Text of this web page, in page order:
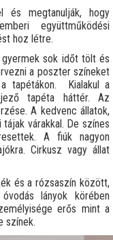
és megtanulják, hogy
együttműködési
hoz létre.
sok időt tölt és
a poszter színeket
tapétákon. Kialakul a
tapéta háttér. Az
A kedvenc állatok,
várakkal. De színes
A fiúk nagyon
Cirkusz vagy állat
és a rózsaszín között,
lányok körében
erős mint a
színek.